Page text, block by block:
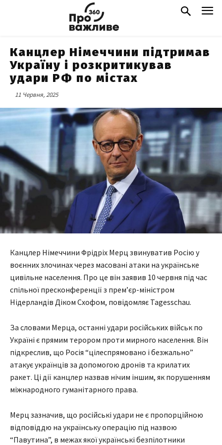
Канцлер Німеччини підтримав
Україну і розкритикував
удари РФ по містах
11 Червня, 2025
Канцлер Німеччини Фрідріх Мерц звинуватив Росію у
воєнних злочинах через масовані атаки на українське
цивільне населення. Про це він заявив 10 червня під час
спільної пресконференції з прем’єр-міністром
Нідерландів Діком Схофом, повідомляє Tagesschau.
За словами Мерца, останні удари російських військ по
Україні є прямим терором проти мирного населення. Він
підкреслив, що Росія “цілеспрямовано і безжально”
атакує українців за допомогою дронів та крилатих
ракет. Ці дії канцлер назвав нічим іншим, як порушенням
міжнародного гуманітарного права.
Мерц зазначив, що російські удари не є пропорційною
відповіддю на українську операцію під назвою
“Павутина”, в межах якої українські безпілотники